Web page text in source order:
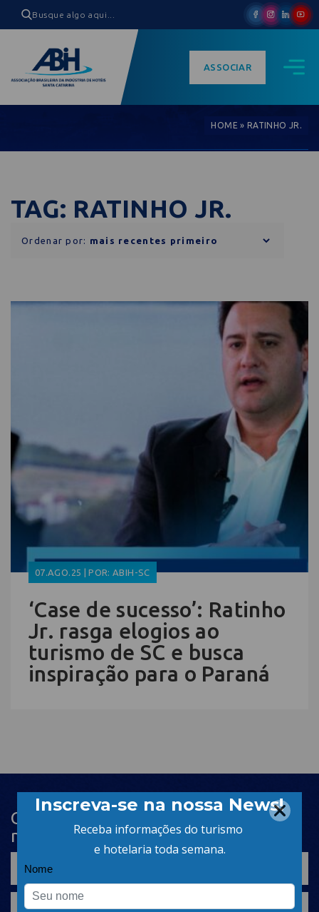
ASSOCIAR
HOME »RATINHO JR.
TAG: RATINHO JR.
Ordenar por:
07.AGO.25 | POR: ABIH-SC
‘Case de sucesso’: Ratinho
Jr. rasga elogios ao
turismo de SC e busca
inspiração para o Paraná
Cadastre-se na newsletter e receba
nosso conteúdo em seu e-mail